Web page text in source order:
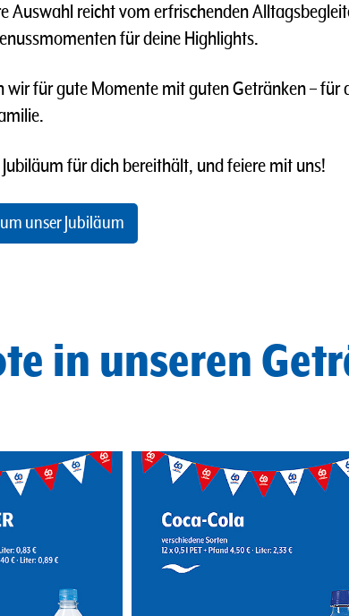
Auswahl reicht vom erfrischenden
für deine Highlights.
wir für gute Momente mit guten Getränken – für
für dich bereithält, und feiere mit uns!
unser Jubiläum
in unseren